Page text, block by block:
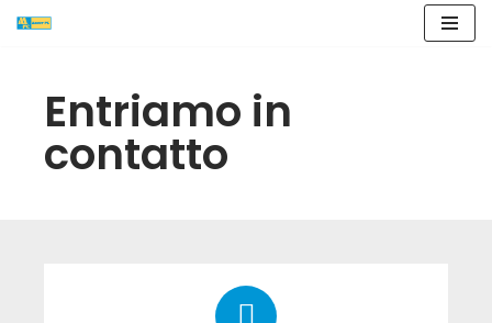
contenuto
Entriamo in
contatto